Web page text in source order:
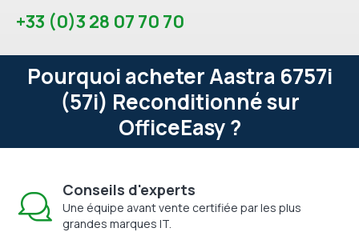
+33 (0)3 28 07 70 70
Pourquoi acheter Aastra 6757i
(57i) Reconditionné sur
OfficeEasy ?
Conseils d'experts
Une équipe avant vente certifiée par les plus
grandes marques IT.